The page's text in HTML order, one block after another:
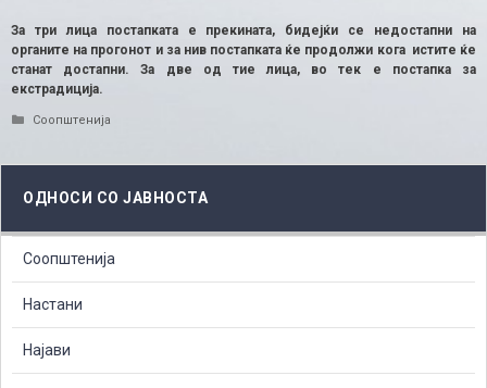
За три лица постапката е прекината, бидејќи се недостапни на
органите на прогонот и за нив постапката ќе продолжи кога истите ќе
станат достапни. За две од тие лица, во тек е постапка за
екстрадиција.
Categories
Соопштенија
ОДНОСИ СО ЈАВНОСТА
Соопштенија
Настани
Најави